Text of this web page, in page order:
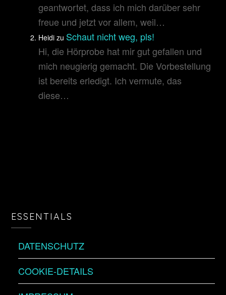
geantwortet, dass ich mich darüber sehr
freue und jetzt vor allem, weil…
Heidi zu Schaut nicht weg, pls!
Hi, die Hörprobe hat mir gut gefallen und
mich neugierig gemacht. Die Vorbestellung
ist bereits erledigt. Ich vermute, das
diese…
ESSENTIALS
DATENSCHUTZ
COOKIE-DETAILS